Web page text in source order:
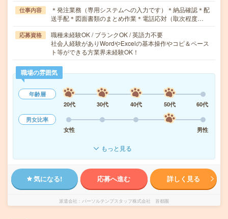
仕事内容
＊発注業務（専用システムへの入力です）＊納品確認＊配
送手配＊図面書類のまとめ作業＊電話応対（取次程度…
応募資格
職種未経験OK / ブランクOK / 英語力不要
社会人経験がありWordやExcelの基本操作やコピ＆ペース
ト等ができる方業界未経験OK！
職場の雰囲気
年齢層
20代
30代 40代 50代
60代
男女比率
女性
男性
もっと見る
気になる! 応募へ進む 詳しく見る
派遣会社 パーソルテンプスタッフ株式会社 首都圏